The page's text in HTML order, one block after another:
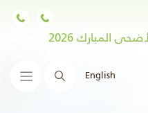
المبارك 2026
English البحث